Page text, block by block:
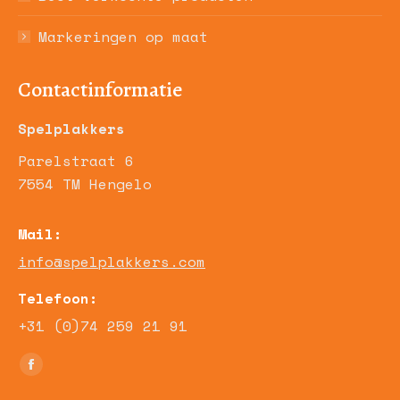
Markeringen op maat
Contactinformatie
Spelplakkers
Parelstraat 6
7554 TM Hengelo
Mail:
info@spelplakkers.com
Telefoon:
+31 (0)74 259 21 91
Vind ons op:
Facebook